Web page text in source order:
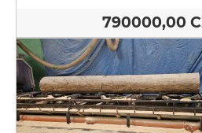
790000,00